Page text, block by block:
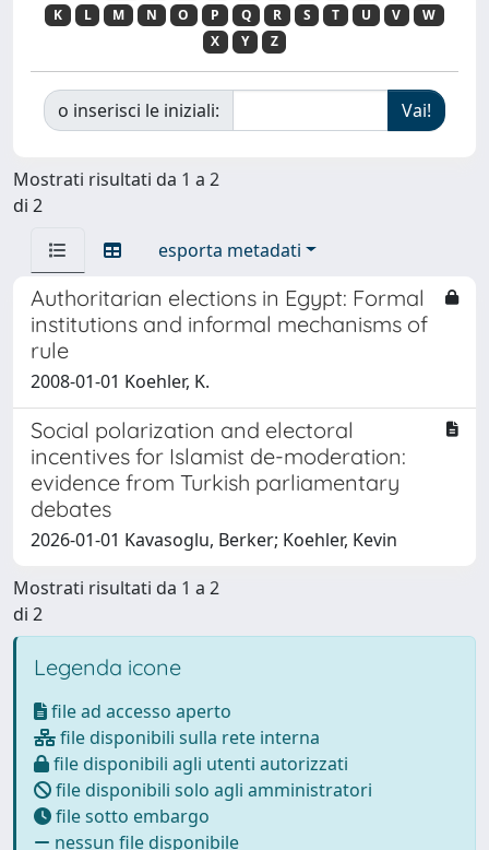
K
L M N O P Q R S T U V
W
X
Y Z
o inserisci le iniziali:
Mostrati risultati da 1 a 2
di 2
esporta metadati
Authoritarian elections in Egypt: Formal
institutions and informal mechanisms of
rule
2008-01-01 Koehler, K.
Social polarization and electoral
incentives for Islamist de-moderation:
evidence from Turkish parliamentary
debates
2026-01-01 Kavasoglu, Berker; Koehler, Kevin
Mostrati risultati da 1 a 2
di 2
Legenda icone
file ad accesso aperto
file disponibili sulla rete interna
file disponibili agli utenti autorizzati
file disponibili solo agli amministratori
file sotto embargo
nessun file disponibile